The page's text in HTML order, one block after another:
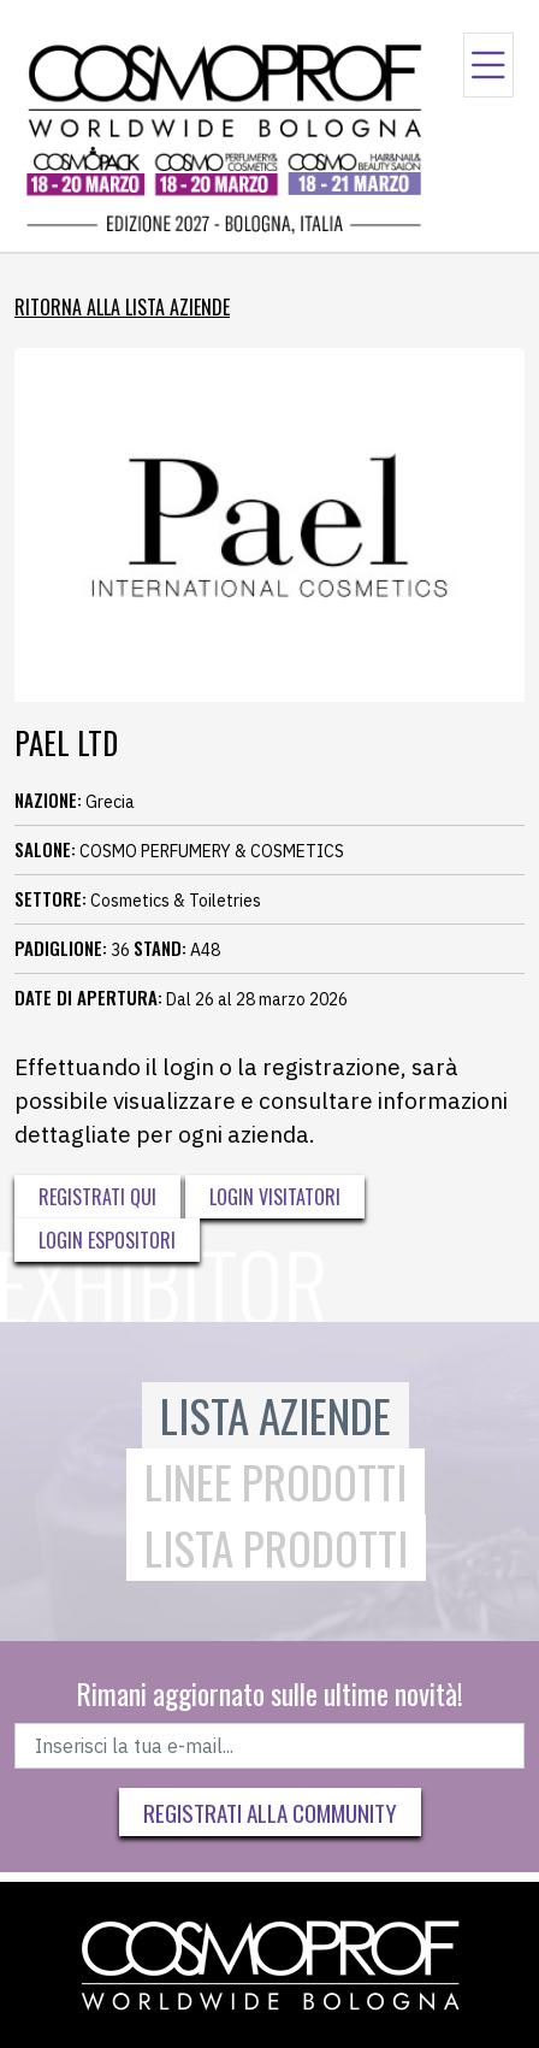
RITORNA ALLA LISTA AZIENDE
PAEL LTD
NAZIONE: Grecia
SALONE: COSMO PERFUMERY & COSMETICS
SETTORE: Cosmetics & Toiletries
PADIGLIONE: 36 STAND: A48
DATE DI APERTURA: Dal 26 al 28 marzo 2026
Effettuando il login o la registrazione, sarà
possibile visualizzare e consultare informazioni
dettagliate per ogni azienda.
REGISTRATI QUI
LOGIN VISITATORI
LOGIN ESPOSITORI
LISTA AZIENDE
LINEE PRODOTTI
LISTA PRODOTTI
Rimani aggiornato sulle ultime novità!
REGISTRATI ALLA COMMUNITY